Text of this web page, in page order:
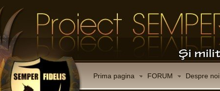
Prima pagina FORUM Despre noi